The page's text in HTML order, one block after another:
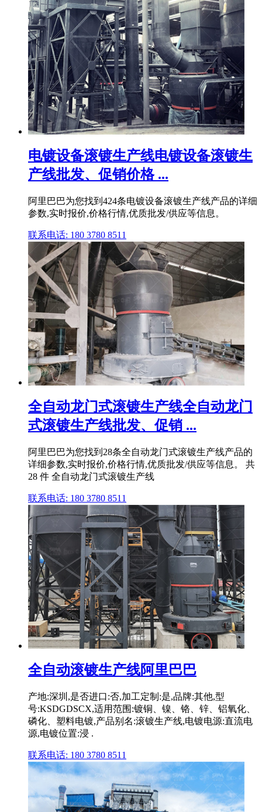
电镀设备滚镀生产线电镀设备滚镀生
产线批发、促销价格 ...
阿里巴巴为您找到424条电镀设备滚镀生产线产品的详细
参数,实时报价,价格行情,优质批发/供应等信息。
联系电话: 180 3780 8511
全自动龙门式滚镀生产线全自动龙门
式滚镀生产线批发、促销 ...
阿里巴巴为您找到28条全自动龙门式滚镀生产线产品的
详细参数,实时报价,价格行情,优质批发/供应等信息。 共
28 件 全自动龙门式滚镀生产线
联系电话: 180 3780 8511
全自动滚镀生产线阿里巴巴
产地:深圳,是否进口:否,加工定制:是,品牌:其他,型
号:KSDGDSCX,适用范围:镀铜、镍、铬、锌、铝氧化、
磷化、塑料电镀,产品别名:滚镀生产线,电镀电源:直流电
源,电镀位置:浸 .
联系电话: 180 3780 8511